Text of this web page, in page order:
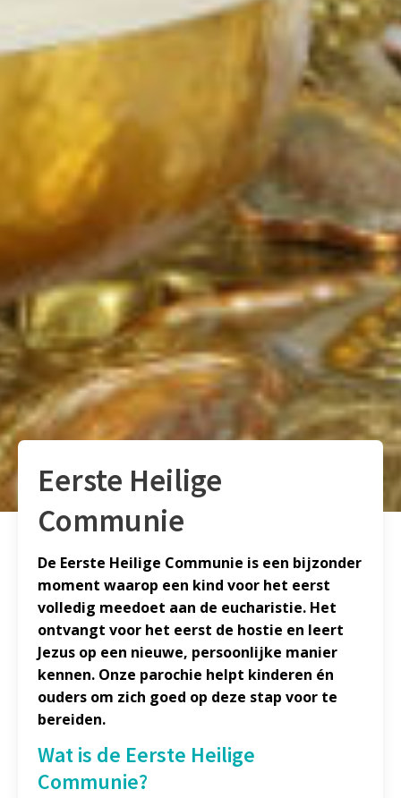
Eerste Heilige
Communie
De Eerste Heilige Communie is een bijzonder
moment waarop een kind voor het eerst
volledig meedoet aan de eucharistie. Het
ontvangt voor het eerst de hostie en leert
Jezus op een nieuwe, persoonlijke manier
kennen. Onze parochie helpt kinderen én
ouders om zich goed op deze stap voor te
bereiden.
Wat is de Eerste Heilige
Communie?